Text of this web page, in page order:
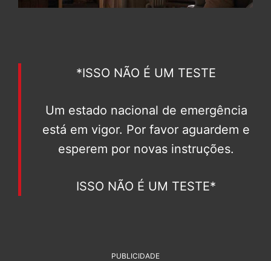
*ISSO NÃO É UM TESTE
Um estado nacional de emergência
está em vigor. Por favor aguardem e
esperem por novas instruções.
ISSO NÃO É UM TESTE*
PUBLICIDADE